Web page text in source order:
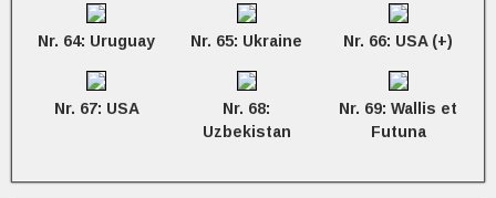
Nr. 64: Uruguay Nr. 65: Ukraine Nr. 66: USA (+)
Nr. 67: USA
Nr. 68:
Uzbekistan
Nr. 69: Wallis et
Futuna